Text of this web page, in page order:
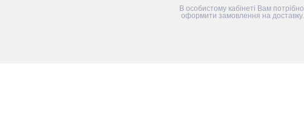
В особистому кабінеті Вам потрібно
оформити замовлення на доставку.